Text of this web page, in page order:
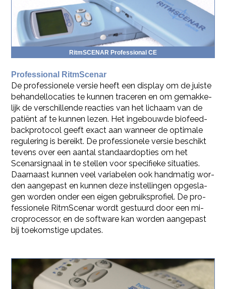
Rit­m­SCE­NAR Pro­fes­si­o­nal CE
Pro­fes­si­o­nal Rit­m­Sce­nar
De pro­fes­si­o­ne­le ver­sie heeft een dis­play om de juis­te
be­han­del­lo­ca­ties te kun­nen tra­ce­ren en om ge­mak­ke­
lijk de ver­schil­len­de re­ac­ties van het li­chaam van de
patiënt af te kun­nen lezen. Het in­ge­bouw­de bi­o­feed­
back­pro­to­col geeft exact aan wan­neer de op­ti­ma­le
re­gu­le­ring is be­reikt. De pro­fes­si­o­ne­le ver­sie be­schikt
te­vens over een aan­tal stan­daard­op­ties om het
Scenar­sig­naal in te stel­len voor spe­ci­fie­ke si­tu­a­ties.
Daar­naast kun­nen veel va­ri­a­be­len ook hand­ma­tig wor­
den aan­ge­past en kun­nen deze in­stel­lin­gen op­ge­sla­
gen wor­den onder een eigen ge­bruiks­pro­fiel. De pro­
fes­si­o­ne­le Rit­m­Sce­nar wordt ge­stuurd door een mi­
cro­pro­ces­sor, en de soft­wa­re kan wor­den aan­ge­past
bij toe­kom­sti­ge up­da­tes.